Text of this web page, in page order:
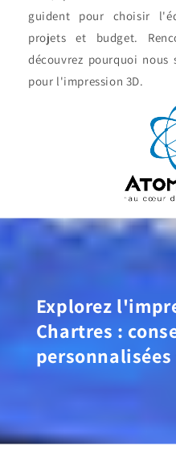
guident pour choisir
projets et budget.
découvrez pourquoi nous
pour l'impression 3D.
Explorez
Chartres :